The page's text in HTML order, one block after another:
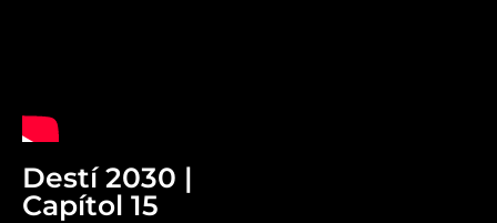
Destí 2030 |
Capítol 15